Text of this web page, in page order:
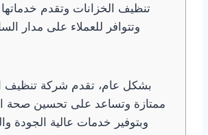
تنظيف الخزانات وتقدم
وتتوافر للعملاء على مدار
بشكل عام، تقدم شركة تنظيف
ممتازة وتساعد على تحسين صحة
وبتوفير خدمات عالية الجودة